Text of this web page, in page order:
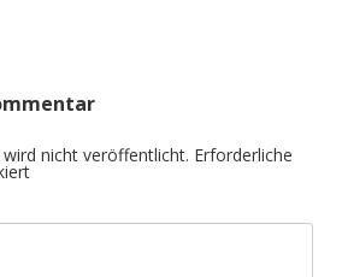
nicht veröffentlicht. Erforderliche